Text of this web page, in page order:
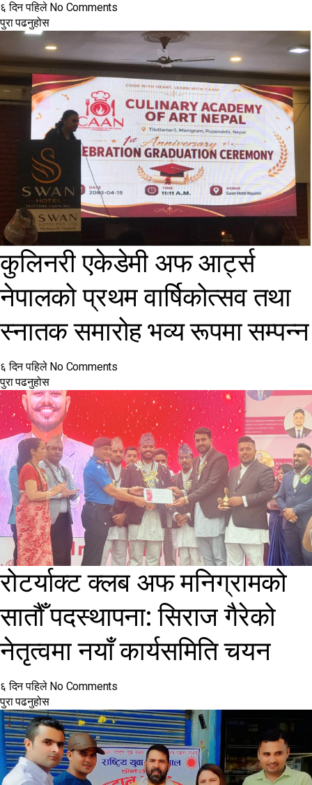
६ दिन पहिले No Comments
पुरा पढनुहोस
कुलिनरी एकेडेमी अफ आर्ट्स
नेपालको प्रथम वार्षिकोत्सव तथा
स्नातक समारोह भव्य रूपमा सम्पन्न
६ दिन पहिले No Comments
पुरा पढनुहोस
रोटर्याक्ट क्लब अफ मनिग्रामको
सातौँ पदस्थापना: सिराज गैरेको
नेतृत्वमा नयाँ कार्यसमिति चयन
६ दिन पहिले No Comments
पुरा पढनुहोस